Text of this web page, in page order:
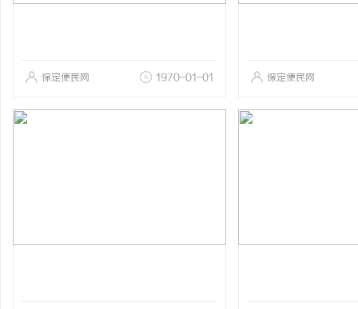
保定便民网 1970-01-01 保定便民网